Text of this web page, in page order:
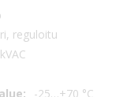
reguloitu
-25…+70 °C